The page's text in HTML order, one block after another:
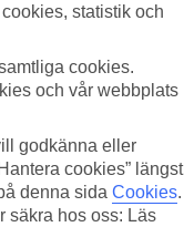
statistik och
cookies.
och vår webbplats
godkänna eller
cookies” längst
denna sida Cookies.
säkra hos oss: Läs